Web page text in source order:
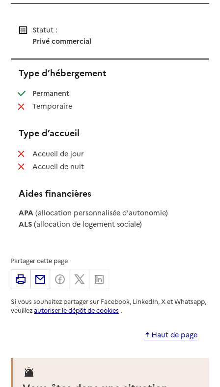
Statut :
Privé commercial
Type d’hébergement
Permanent: disponible
Temporaire: non disponible
Type d’accueil
Accueil de jour: non disponible
Accueil de nuit: non disponible
Aides financières
APA (allocation personnalisée d'autonomie)
ALS (allocation de logement sociale)
Partager cette page
ImprimerPartager par email
Partager sur Facebook
Partager sur X
Si vous souhaitez partager sur Facebook, LinkedIn, X et Whatsapp,
veuillezautoriser le dépôt de cookies .
Haut de page